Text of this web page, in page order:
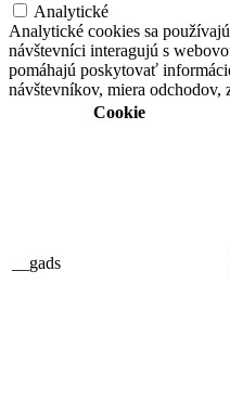
Analytické
Analytické cookies sa
návštevníci interagujú s
pomáhajú poskytovať
návštevníkov, miera odchodov,
Cookie
__gads